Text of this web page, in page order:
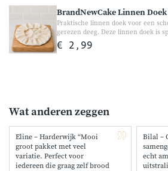
een professionele uitstraling.
tot 750 gram deeg.
BrandNewCake Linnen
Praktische linnen doek voor een
gerezen deeg. Deze linnen doek is
het ronde rijsmandje Ø20 cm. De
aan het mandje blijft plakken en
€ 2,99
Wat anderen zeggen
Eline – Harderwijk “Mooi
groot pakket met veel
variatie. Perfect voor
iedereen die graag zelf brood
Bilal –
echt